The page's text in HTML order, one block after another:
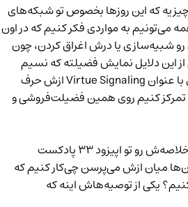
که این روزها بخصوص تو شبکه‌های
می‌تونیم به مواردی فکر کنیم که در اون
شبیه‌سازی یا درش اغراق کردن، چون
از این دلایل نمایش فضیلته که نسیم
با عنوانVirtue Signalingازش حرف
تمرکز کنیم روی همین فضیلت‌فروشی و
رو تو
اپیزود ۳۳ پادکست
میان ازش می‌پرسن چی‌کار کنیم که
یکی از توصیه‌هاش اینه که